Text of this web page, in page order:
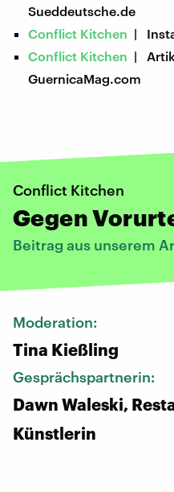
Sueddeutsche.de
Conflict Kitchen |
Conflict Kitchen |
GuernicaMag.com
Conflict Kitchen
Gegen
Beitrag aus unserem
Moderation:
Tina Kießling
Gesprächspartnerin:
Dawn Waleski,
Künstlerin